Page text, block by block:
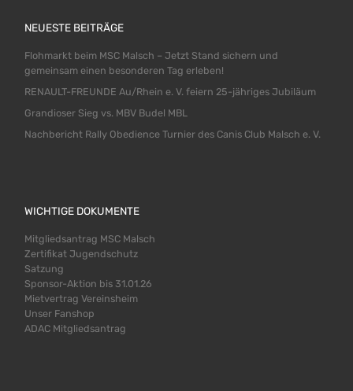
NEUESTE BEITRÄGE
Flohmarkt beim MSC Malsch – Jetzt Stand sichern und
gemeinsam einen besonderen Tag erleben!
RENAULT-FREUNDE Au/Rhein e. V. feiern 25-jähriges Jubiläum
Grandioser Sieg vs. MBV Budel MBL
Nachbericht Rally Obedience Turnier des Canis Club Malsch e. V.
WICHTIGE DOKUMENTE
Mitgliedsantrag MSC Malsch
Zertifikat Jugendschutz
Satzung
Sponsor-Aktion bis 31.01.26
Mietvertrag Vereinsheim
Unser Fanshop
ADAC Mitgliedsantrag